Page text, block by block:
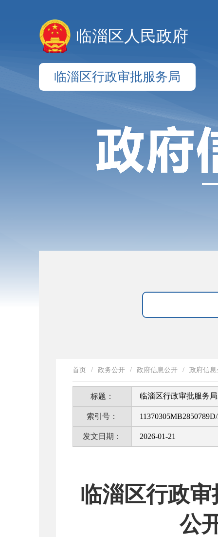
临淄区人民政府
临淄区行政审批服务局
首页 / 政务公开 / 政府信息公开 / 政府信
标题： 临淄区行政审批服务
索引号：
发文日期： 2026-01-21
临淄区行政
公